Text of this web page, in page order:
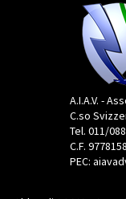
A.I.A.V. -
C.so
Tel. 011/
C.F.
PEC: